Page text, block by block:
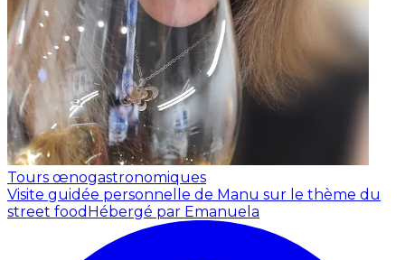
Tours œnogastronomiques
Visite guidée personnelle de Manu sur le thème du
street food Hébergé par Emanuela